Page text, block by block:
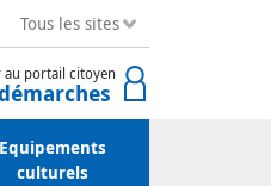
Tous les sites
au portail citoyen
Equipements
culturels